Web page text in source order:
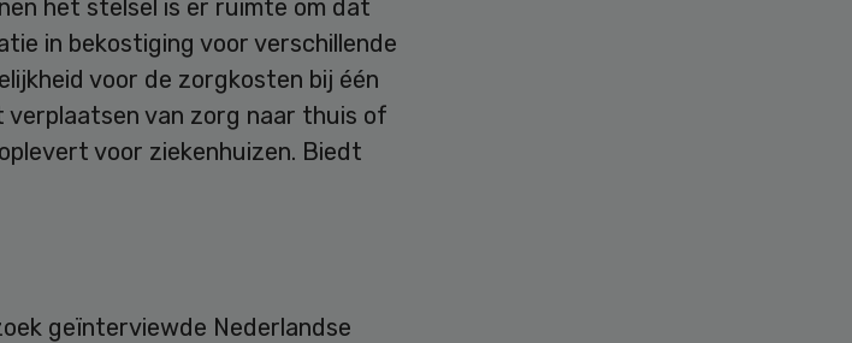
het stelsel is er ruimte om dat
in bekostiging voor verschillende
voor de zorgkosten bij één
verplaatsen van zorg naar thuis of
voor ziekenhuizen. Biedt
geïnterviewde Nederlandse